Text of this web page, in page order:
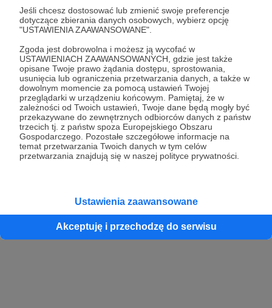
Jeśli chcesz dostosować lub zmienić swoje preferencje
dotyczące zbierania danych osobowych, wybierz opcję
"USTAWIENIA ZAAWANSOWANE".
Zgoda jest dobrowolna i możesz ją wycofać w
USTAWIENIACH ZAAWANSOWANYCH, gdzie jest także
opisane Twoje prawo żądania dostępu, sprostowania,
usunięcia lub ograniczenia przetwarzania danych, a także w
dowolnym momencie za pomocą ustawień Twojej
przeglądarki w urządzeniu końcowym. Pamiętaj, że w
zależności od Twoich ustawień, Twoje dane będą mogły być
przekazywane do zewnętrznych odbiorców danych z państw
trzecich tj. z państw spoza Europejskiego Obszaru
Gospodarczego. Pozostałe szczegółowe informacje na
temat przetwarzania Twoich danych w tym celów
przetwarzania znajdują się w naszej polityce prywatności.
Ustawienia zaawansowane
Akceptuję i przechodzę do serwisu
lub
Kontynuuj z Google
Kontynuuj z Facebook
Kontynuuj z Apple
konta przez osobę niepełnoletnią” dostępny w regulaminie Patronite.pl